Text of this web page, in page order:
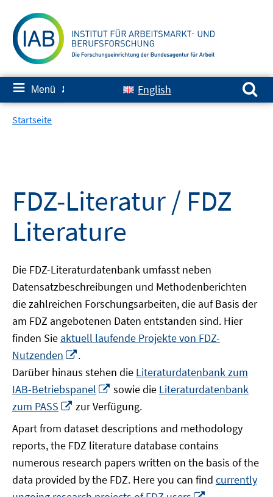
zum
Inhalt
≡ Menü ✘ English
Suchen nach:
Startseite
FDZ-Literatur / FDZ
Literature
Die FDZ-Literaturdatenbank umfasst neben
Datensatzbeschreibungen und Methodenberichten
die zahlreichen Forschungsarbeiten, die auf Basis der
am FDZ angebotenen Daten entstanden sind. Hier
finden Sie aktuell laufende Projekte von FDZ-
Nutzenden
neuem
Fenster
öffnen
.
Darüber hinaus stehen die Literaturdatenbank zum
IAB-Betriebspanel
In
neuem
Fenster
öffnen
sowie die Literaturdatenbank
zum PASS
In
Fenster
öffnen
zur Verfügung.
Apart from dataset descriptions and methodology
reports, the FDZ literature database contains
numerous research papers written on the basis of the
data provided by the FDZ. Here you can find currently